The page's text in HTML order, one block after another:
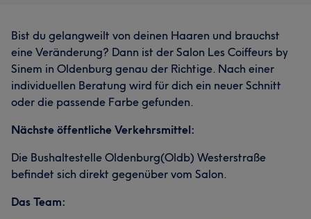
Bist du gelangweilt von deinen Haaren und brauchst
eine Veränderung? Dann ist der Salon Les Coiffeurs by
Sinem in Oldenburg genau der Richtige. Nach einer
individuellen Beratung wird für dich ein neuer Schnitt
oder die passende Farbe gefunden.
Nächste öffentliche Verkehrsmittel:
Die Bushaltestelle Oldenburg(Oldb) Westerstraße
befindet sich direkt gegenüber vom Salon.
Das Team: